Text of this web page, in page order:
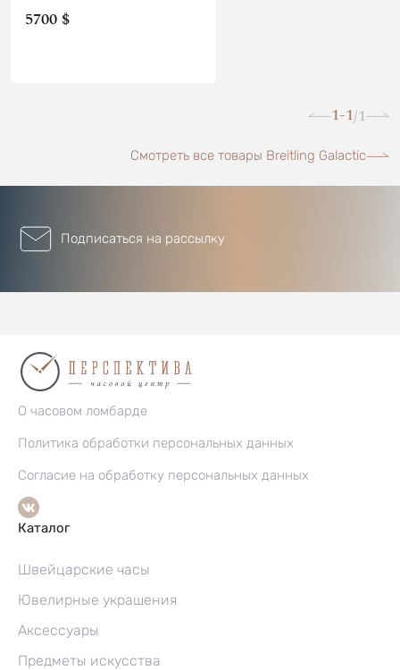
5700 $
1-1/1
Смотреть все товары Breitling Galactic
Подписаться на рассылку
О часовом ломбарде
Политика обработки персональных данных
Согласие на обработку персональных данных
Каталог
Швейцарские часы
Ювелирные украшения
Аксессуары
Предметы искусства